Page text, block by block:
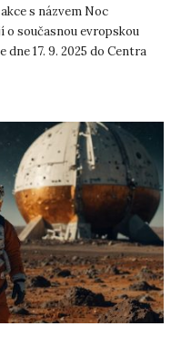
s názvem Noc
o současnou evropskou
17. 9. 2025 do Centra